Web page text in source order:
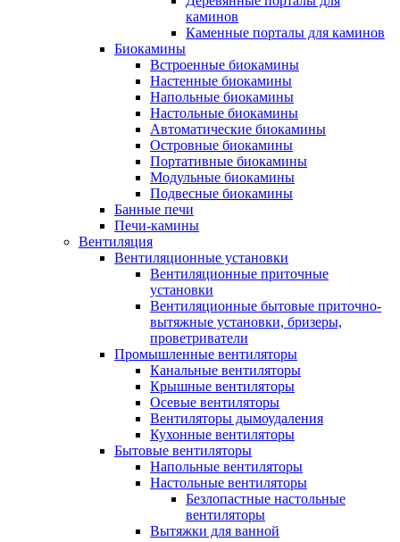
каминов
Каменные порталы для каминов
Биокамины
Встроенные биокамины
Настенные биокамины
Напольные биокамины
Настольные биокамины
Автоматические биокамины
Островные биокамины
Портативные биокамины
Модульные биокамины
Подвесные биокамины
Банные печи
Печи-камины
Вентиляция
Вентиляционные установки
Вентиляционные приточные
установки
Вентиляционные бытовые приточно-
вытяжные установки, бризеры,
проветриватели
Промышленные вентиляторы
Канальные вентиляторы
Крышные вентиляторы
Осевые вентиляторы
Вентиляторы дымоудаления
Кухонные вентиляторы
Бытовые вентиляторы
Напольные вентиляторы
Настольные вентиляторы
Безлопастные настольные
вентиляторы
Вытяжки для ванной